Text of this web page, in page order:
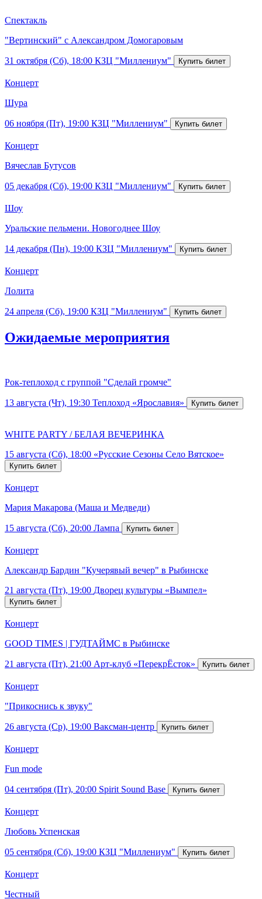
Спектакль
"Вертинский" с Александром Домогаровым
31 октября (Сб), 18:00 КЗЦ "Миллениум"
Концерт
Шура
06 ноября (Пт), 19:00 КЗЦ "Миллениум"
Концерт
Вячеслав Бутусов
05 декабря (Сб), 19:00 КЗЦ "Миллениум"
Шоу
Уральские пельмени. Новогоднее Шоу
14 декабря (Пн), 19:00 КЗЦ "Миллениум"
Концерт
Лолита
24 апреля (Сб), 19:00 КЗЦ "Миллениум"
Ожидаемые мероприятия
Рок-теплоход с группой "Сделай громче"
13 августа (Чт), 19:30 Теплоход «Ярославия»
WHITE PARTY / БЕЛАЯ ВЕЧЕРИНКА
15 августа (Сб), 18:00 «Русские Сезоны Село Вятское»
Концерт
Мария Макарова (Маша и Медведи)
15 августа (Сб), 20:00 Лампа
Концерт
Александр Бардин "Кучерявый вечер" в Рыбинске
21 августа (Пт), 19:00 Дворец культуры «Вымпел»
Концерт
GOOD TIMES | ГУДТАЙМС в Рыбинске
21 августа (Пт), 21:00 Арт-клуб «ПерекрЁсток»
Концерт
"Прикоснись к звуку"
26 августа (Ср), 19:00 Ваксман-центр
Концерт
Fun mode
04 сентября (Пт), 20:00 Spirit Sound Base
Концерт
Любовь Успенская
05 сентября (Сб), 19:00 КЗЦ "Миллениум"
Концерт
Честный